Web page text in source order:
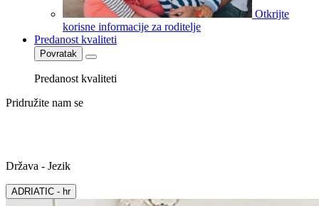
Otkrijte
korisne informacije za roditelje
Predanost kvaliteti
Povratak
Predanost kvaliteti
Pridružite nam se
Država - Jezik
ADRIATIC - hr